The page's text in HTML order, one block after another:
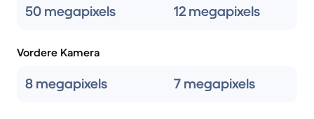
50 megapixels 12 megapixels
Vordere Kamera
8 megapixels 7 megapixels